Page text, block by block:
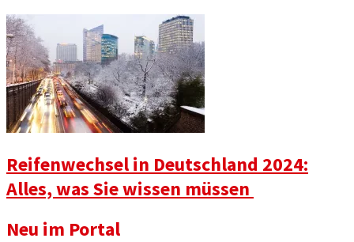
Reifenwechsel in Deutschland 2024:
Alles, was Sie wissen müssen
Neu im Portal